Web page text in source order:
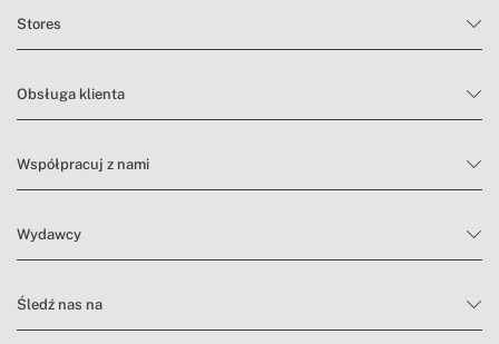
Stores
Obsługa klienta
Współpracuj z nami
Wydawcy
Śledź nas na